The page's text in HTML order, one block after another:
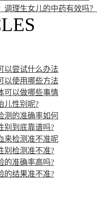
理生女儿的中药有效吗？
以尝试什么办法
以使用哪些方法
可以做哪些事情
儿性别呢?
测的准确率如何
别到底靠谱吗?
来检测准不准呢
别检测准不准?
的准确率高吗?
的结果准不准?